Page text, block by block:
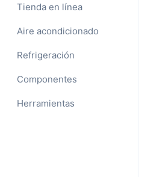
Tienda en línea
Aire acondicionado
Refrigeración
Componentes
Herramientas